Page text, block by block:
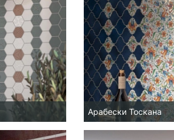
Арабески Тоскана